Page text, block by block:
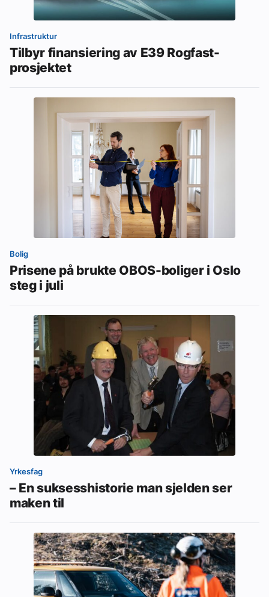
Infrastruktur
Tilbyr finansiering av E39 Rogfast-
prosjektet
Bolig
Prisene på brukte OBOS-boliger i Oslo
steg i juli
Yrkesfag
– En suksesshistorie man sjelden ser
maken til